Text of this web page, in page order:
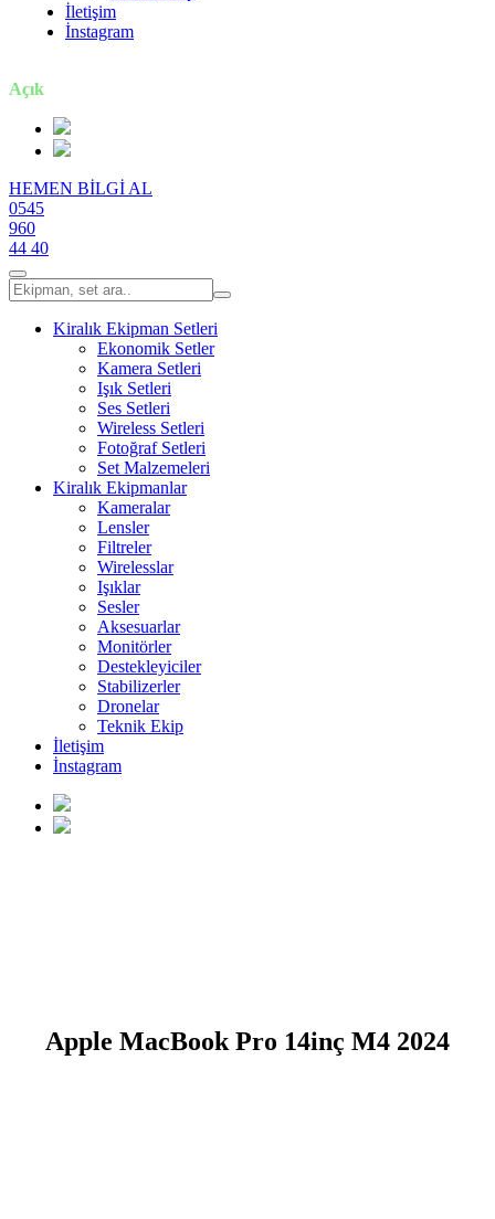
İletişim
İnstagram
Açık
HEMEN BİLGİ AL
0545
960
44 40
Kiralık Ekipman Setleri
Ekonomik Setler
Kamera Setleri
Işık Setleri
Ses Setleri
Wireless Setleri
Fotoğraf Setleri
Set Malzemeleri
Kiralık Ekipmanlar
Kameralar
Lensler
Filtreler
Wirelesslar
Işıklar
Sesler
Aksesuarlar
Monitörler
Destekleyiciler
Stabilizerler
Dronelar
Teknik Ekip
İletişim
İnstagram
Apple MacBook Pro 14inç M4 2024